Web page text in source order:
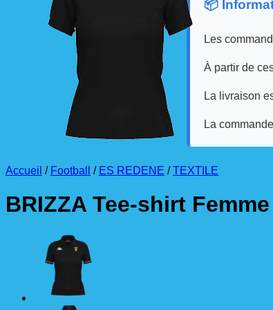
📦
Les
À partir de
La livraison
La
Accueil / Football / ES REDENE / TEXTILE
BRIZZA Tee-shirt Femme